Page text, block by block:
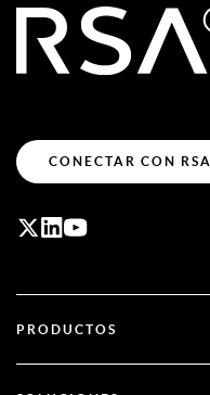
CONECTAR CON RSA
PRODUCTOS